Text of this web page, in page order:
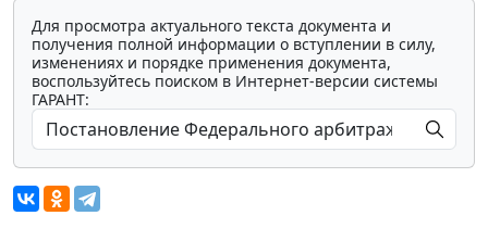
Для просмотра актуального текста документа и
получения полной информации о вступлении в силу,
изменениях и порядке применения документа,
воспользуйтесь поиском в Интернет-версии системы
ГАРАНТ: